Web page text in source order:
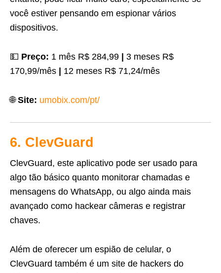
você estiver pensando em espionar vários
dispositivos.
💵 Preço: 1 mês R$ 284,99
3 meses R$
170,99/mês
12 meses R$ 71,24/mês
🌐Site: umobix.com/pt/
6. ClevGuard
ClevGuard, este aplicativo pode ser usado para
algo tão básico quanto monitorar chamadas e
mensagens do WhatsApp, ou algo ainda mais
avançado como hackear câmeras e registrar
chaves.
Além de oferecer um espião de celular, o
ClevGuard também é um site de hackers do